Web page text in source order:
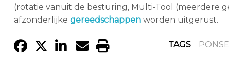
(rotatie vanuit de besturing, Multi-Tool (meerdere
afzonderlijke gereedschappenworden uitgerust.
TAGS